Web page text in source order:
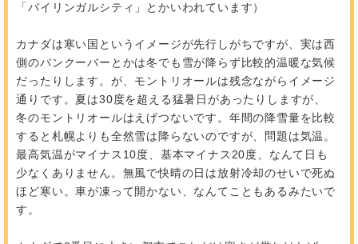
「バイリンガルシティ」とかいわれています）
カナダは寒い国というイメージが先行しがちですが、実は西
側のバンクーバーとかは冬でも雪が降らず比較的温暖な気候
だったりします。が、モントリオールは残念ながらイメージ
通りです。夏は30度を超える猛暑日があったりしますが、
冬のモントリオールはえげつないです。年間の降雪量を比較
すると札幌よりも全然雪は降らないのですが、問題は気温。
最高気温がマイナス10度、基本マイナス20度、なんて日も
少なくありません。無風で快晴の日は放射冷却のせいで死ぬ
ほど寒い。車が凍って開かない、なんてこともあるみたいで
す。